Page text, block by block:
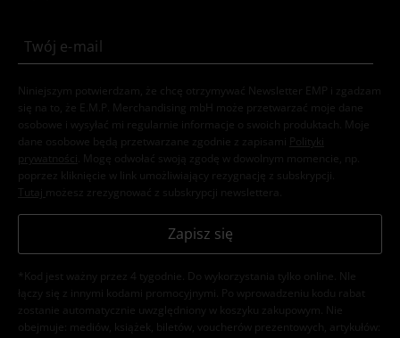
Niniejszym potwierdzam, że chcę otrzymywać Newsletter EMP i zgadzam
się na to, że E.M.P. Merchandising mbH może przetwarzać moje dane
osobowe i wysyłać mi regularnie informacje o swoich produktach. Moje
dane osobowe będą przetwarzane zgodnie z zapisami
Polityki
prywatności . Mogę odwołać swoją zgodę w dowolnym momencie, np.
poprzez kliknięcie w link umożliwiający rezygnację z subskrypcji.
Tutaj możesz zrezygnować z subskrypcji newslettera.
Zapisz się
*Kod jest ważny przez 4 tygodnie. Do wykorzystania tylko online. NIe
łączy się z innymi kodami promocyjnymi. Po wprowadzeniu kodu rabat
zostanie automatycznie uwzględniony w koszyku zakupowym. Nie
obejmuje: mediów, książek, biletów, voucherów prezentowych, artykułów: